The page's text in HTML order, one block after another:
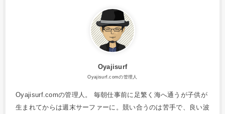
Oyajisurf
Oyajisurf.comの管理人
Oyajisurf.comの管理人。 毎朝仕事前に足繁く海へ通うが子供が
生まれてからは週末サーファーに。競い合うのは苦手で、良い波